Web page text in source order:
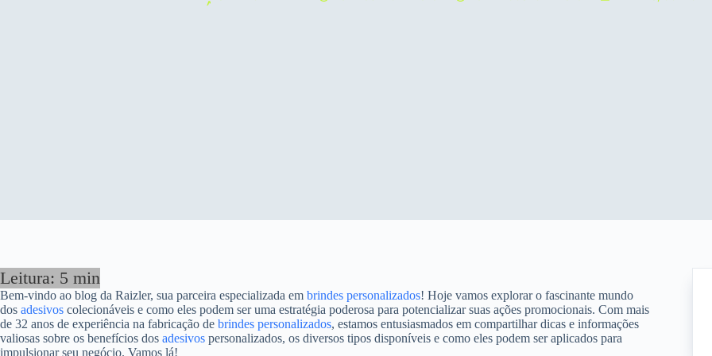
Bem-vindo ao blog da Raizler, sua parceira especializada em brindes personalizados! Hoje vamos explorar o fascinante mundo
dos adesivos colecionáveis e como eles podem ser uma estratégia poderosa para potencializar suas ações promocionais. Com mais
de 32 anos de experiência na fabricação de brindes personalizados, estamos entusiasmados em compartilhar dicas e informações
valiosas sobre os benefícios dos adesivos personalizados, os diversos tipos disponíveis e como eles podem ser aplicados para
impulsionar seu negócio. Vamos lá!